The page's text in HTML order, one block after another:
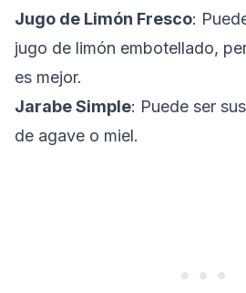
Jugo de Limón Fresco:
jugo de limón embotellado,
es mejor.
Jarabe Simple: Puede ser
de agave o miel.